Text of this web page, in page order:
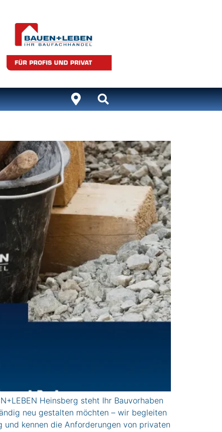
Heinsberg steht Ihr Bauvorhaben
neu gestalten möchten – wir begleiten
kennen die Anforderungen von privaten